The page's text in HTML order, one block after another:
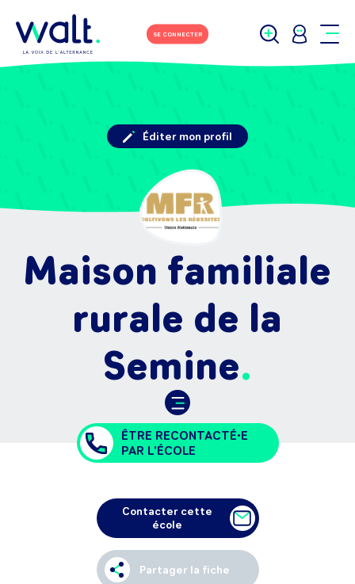
SE CONNECTER
Maison familiale
rurale de la
Semine
Éditer mon profil
ÊTRE RECONTACTÉ•E
PAR L'ÉCOLE
Contacter cette
école
Partager la fiche